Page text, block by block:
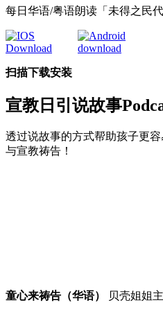
每日华语/粤语朗读「未得之民
扫描下载安装
宣教日引 说故事
透过说故事的方式帮助孩子更
与宣教祷告！
童心来祷告（华语） 贝壳姐姐